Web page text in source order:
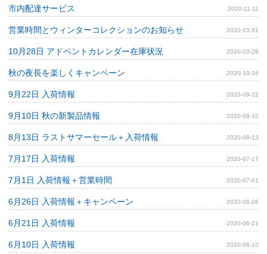
市内配達サービス 2020-11-11
営業時間とウィンターコレクションのお知らせ 2020-10-31
10月28日 アドベントカレンダー在庫状況 2020-10-28
秋の夜長を楽しくキャンペーン 2020-10-16
9月22日 入荷情報 2020-09-22
9月10日 秋の新製品情報 2020-09-10
8月13日 ラストサマーセール＋入荷情報 2020-08-13
7月17日 入荷情報 2020-07-17
7月1日 入荷情報＋営業時間 2020-07-01
6月26日 入荷情報＋キャンペーン 2020-06-26
6月21日 入荷情報 2020-06-21
6月10日 入荷情報 2020-06-10